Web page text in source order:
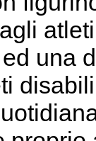
una